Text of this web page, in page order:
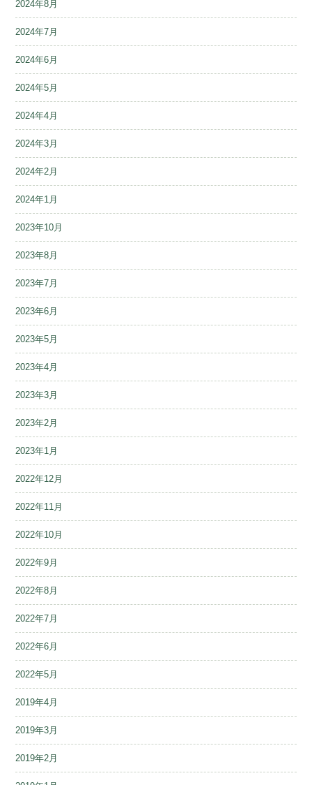
2024年8月
2024年7月
2024年6月
2024年5月
2024年4月
2024年3月
2024年2月
2024年1月
2023年10月
2023年8月
2023年7月
2023年6月
2023年5月
2023年4月
2023年3月
2023年2月
2023年1月
2022年12月
2022年11月
2022年10月
2022年9月
2022年8月
2022年7月
2022年6月
2022年5月
2019年4月
2019年3月
2019年2月